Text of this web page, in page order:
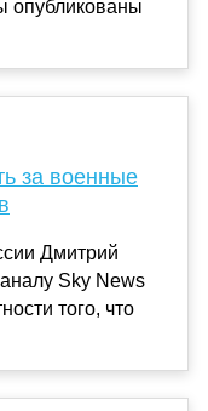
опубликованы
за военные
Дмитрий
Sky News
того, что